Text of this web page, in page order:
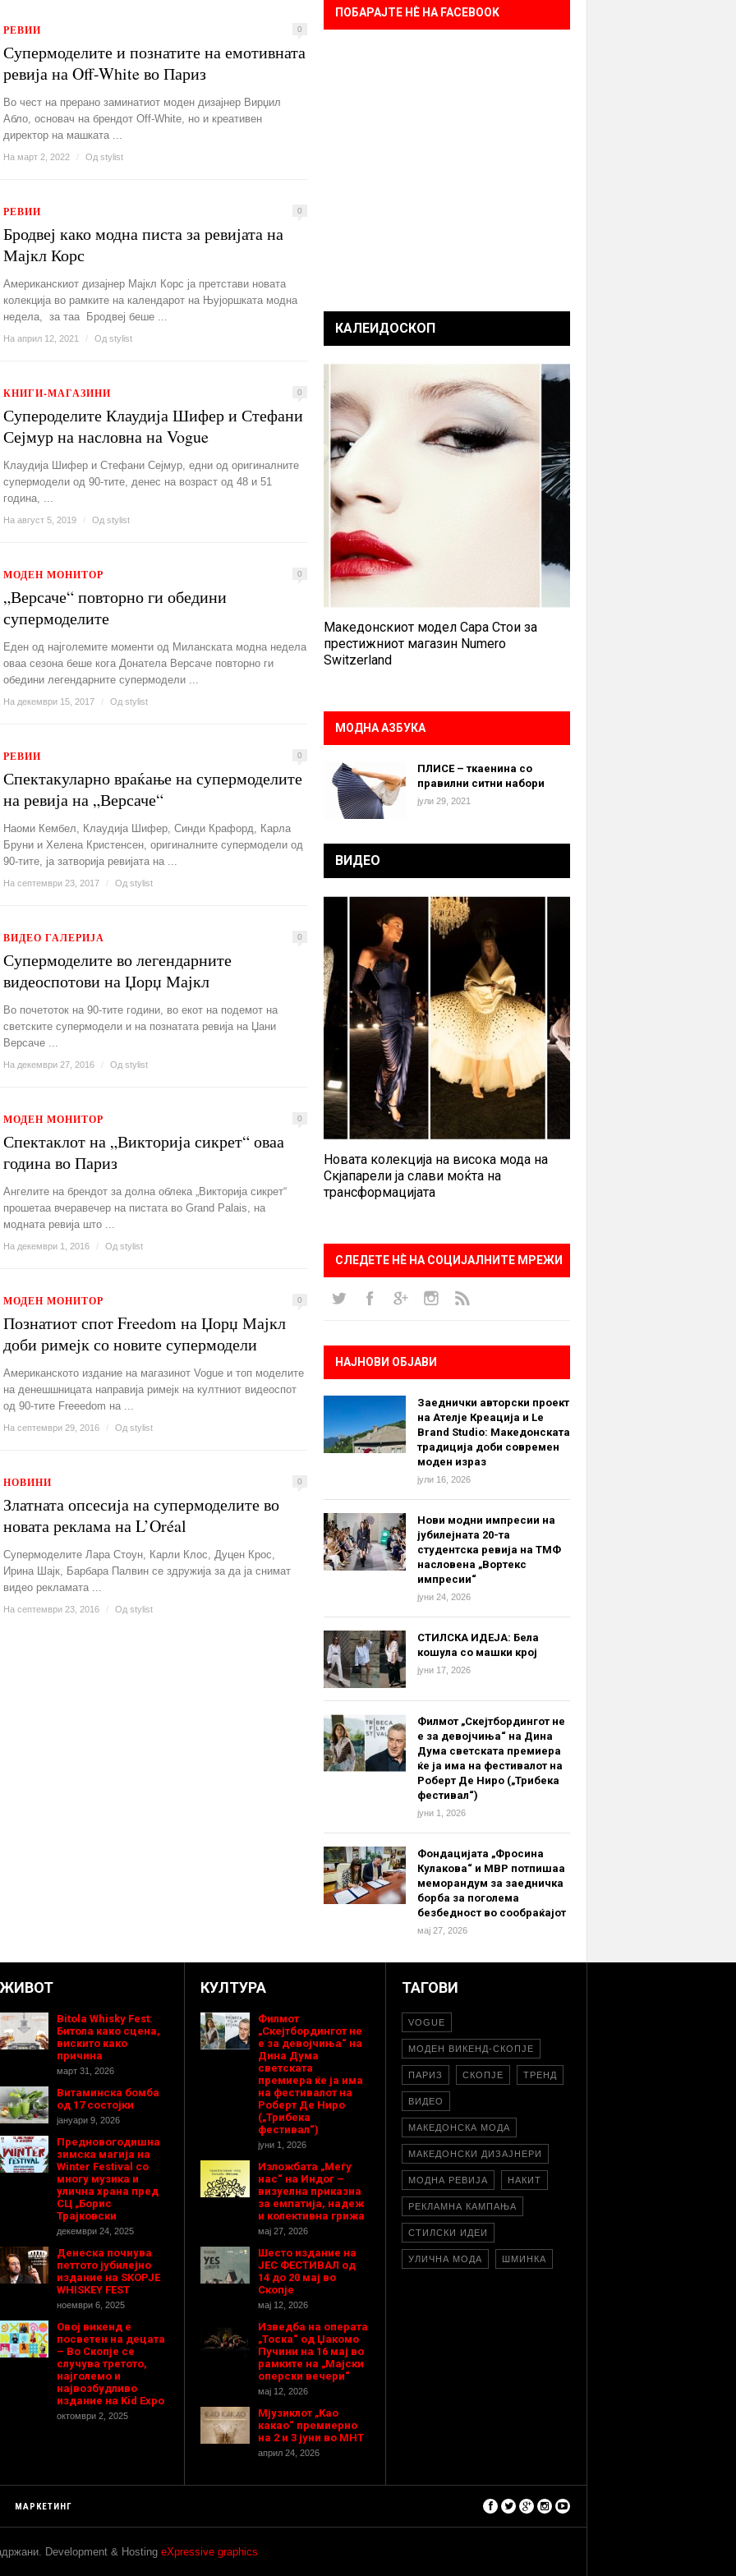
РЕВИИ 0
Супермоделите и познатите на емотивната
ревија на Off-White во Париз
Во чест на прерано заминатиот моден дизајнер Вирџил
Абло, основач на брендот Off-White, но и креативен
директор на машката ...
На март 2, 2022 / Од stylist
РЕВИИ 0
Бродвеј како модна писта за ревијата на
Мајкл Корс
Американскиот дизајнер Мајкл Корс ја претстави новата
колекција во рамките на календарот на Њујоршката модна
недела, за таа Бродвеј беше ...
На април 12, 2021 / Од stylist
КНИГИ-МАГАЗИНИ 0
Супероделите Клаудија Шифер и Стефани
Сејмур на насловна на Vogue
Клаудија Шифер и Стефани Сејмур, едни од оригиналните
супермодели од 90-тите, денес на возраст од 48 и 51
година, ...
На август 5, 2019 / Од stylist
МОДЕН МОНИТОР 0
„Версаче“ повторно ги обедини
супермоделите
Еден од најголемите моменти од Миланската модна недела
оваа сезона беше кога Донатела Версаче повторно ги
обедини легендарните супермодели ...
На декември 15, 2017 / Од stylist
РЕВИИ 0
Спектакуларно враќање на супермоделите
на ревија на „Версаче“
Наоми Кембел, Клаудија Шифер, Синди Крафорд, Карла
Бруни и Хелена Кристенсен, оригиналните супермодели од
90-тите, ја затворија ревијата на ...
На септември 23, 2017 / Од stylist
ВИДЕО ГАЛЕРИЈА 0
Супермоделите во легендарните
видеоспотови на Џорџ Мајкл
Во почетоток на 90-тите години, во екот на подемот на
светските супермодели и на познатата ревија на Џани
Версаче ...
На декември 27, 2016 / Од stylist
МОДЕН МОНИТОР 0
Спектаклот на „Викторија сикрет“ оваа
година во Париз
Ангелите на брендот за долна облека „Викторија сикрет“
прошетаа вчеравечер на пистата во Grand Palais, на
модната ревија што ...
На декември 1, 2016 / Од stylist
МОДЕН МОНИТОР 0
Познатиот спот Freedom на Џорџ Мајкл
доби римејк со новите супермодели
Американското издание на магазинот Vogue и топ моделите
на денешшницата направија римејк на култниот видеоспот
од 90-тите Freeedom на ...
На септември 29, 2016 / Од stylist
НОВИНИ 0
Златната опсесија на супермоделите во
новата реклама на L’Oréal
Супермоделите Лара Стоун, Карли Клос, Дуцен Крос,
Ирина Шајк, Барбара Палвин се здружија за да ја снимат
видео рекламата ...
На септември 23, 2016 / Од stylist
ПОБАРАЈТЕ НÈ НА FACEBOOK
КАЛЕИДОСКОП
Македонскиот модел Сара Стои за
престижниот магазин Numero
Switzerland
МОДНА АЗБУКА
ПЛИСЕ – ткаенина со
правилни ситни набори
јули 29, 2021
ВИДЕО
Новата колекција на висока мода на
Скјапарели ја слави моќта на
трансформацијата
СЛЕДЕТЕ НÈ НА СОЦИЈАЛНИТЕ МРЕЖИ
НАЈНОВИ ОБЈАВИ
Заеднички авторски проект
на Ателје Креација и Le
Brand Studio: Македонската
традиција доби современ
моден израз
јули 16, 2026
Нови модни импресии на
јубилејната 20-та
студентска ревија на ТМФ
насловена „Вортекс
импресии“
јуни 24, 2026
СТИЛСКА ИДЕЈА: Бела
кошула со машки крој
јуни 17, 2026
Филмот „Скејтбордингот не
е за девојчиња“ на Дина
Дума светската премиера
ќе ја има на фестивалот на
Роберт Де Ниро („Трибека
фестивал“)
јуни 1, 2026
Фондацијата „Фросина
Кулакова“ и МВР потпишаа
меморандум за заедничка
борба за поголема
безбедност во сообраќајот
мај 27, 2026
ЖИВОТ
Bitola Whisky Fest:
Битола како сцена,
вискито како
причина
март 31, 2026
Витаминска бомба
од 17 состојки
јануари 9, 2026
Предновогодишнa
зимска магија на
Winter Festival со
многу музика и
улична храна пред
СЦ „Борис
Трајковски
декември 24, 2025
Денеска почнува
петтото јубилејно
издание на SKOPJE
WHISKEY FEST
ноември 6, 2025
Овој викенд е
посветен на децата
– Во Скопје се
случува третото,
најголемо и
највозбудливо
издание на Kid Expo
октомври 2, 2025
КУЛТУРА
Филмот
„Скејтбордингот не
е за девојчиња“ на
Дина Дума
светската
премиера ќе ја има
на фестивалот на
Роберт Де Ниро
(„Трибека
фестивал“)
јуни 1, 2026
Изложбата „Меѓу
нас“ на Индог –
визуелна приказна
за емпатија, надеж
и колективна грижа
мај 27, 2026
Шесто издание на
ЈЕС ФЕСТИВАЛ од
14 до 20 мај во
Скопје
мај 12, 2026
Изведба на операта
„Тоска“ од Џакомо
Пучини на 16 мај во
рамките на „Мајски
оперски вечери“
мај 12, 2026
Мјузиклот „Као
какао“ премиерно
на 2 и 3 јуни во МНТ
април 24, 2026
ТАГОВИ
VOGUE
МОДЕН ВИКЕНД-СКОПЈЕ
ПАРИЗ СКОПЈЕ ТРЕНД
ВИДЕО
МАКЕДОНСКА МОДА
МАКЕДОНСКИ ДИЗАЈНЕРИ
МОДНА РЕВИЈА НАКИТ
РЕКЛАМНА КАМПАЊА
СТИЛСКИ ИДЕИ
УЛИЧНА МОДА ШМИНКА
МАРКЕТИНГ
Development & Hosting eXpressive graphics